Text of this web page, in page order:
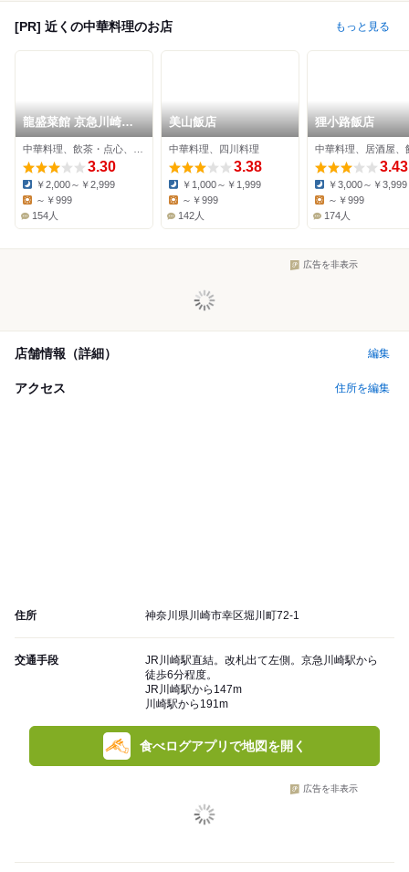
[PR] 近くの中華料理のお店 もっと見る
龍盛菜館 京急川崎駅
前店
3.30
Dinner:
￥2,000～￥2,999
～￥999
154人
美山飯店
中華料理、四川料理
3.38
Dinner:
￥1,000～￥1,999
～￥999
142人
狸小路飯店
中華料理、居酒屋、
3.43
Dinner:
￥3,000～￥3,999
～￥999
174人
広告を非表示
店舗情報（詳細） 編集
アクセス 住所を編集
住所 神奈川県川崎市幸区堀川町72-1
交通手段
JR川崎駅直結。改札出て左側。京急川崎駅から
徒歩6分程度。
JR川崎駅から147m
川崎駅から191m
食べログアプリで地図を開く
広告を非表示